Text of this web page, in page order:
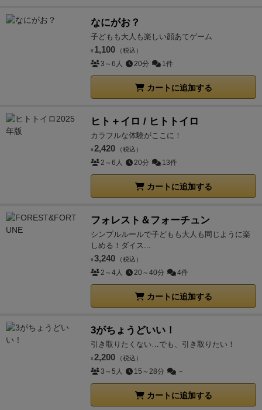
なにがお？
子どもも大人も楽しい顔あてゲーム
¥ 1,100 （税込）
3～6人 20分 1件
カートに追加する
ヒト＋イロ / ヒトトイロ
カラフルな体験がここに！
¥ 2,420 （税込）
2～6人 20分 13件
カートに追加する
フォレスト＆フォーチュン
シンプルルールで子どもも大人も同じように楽
しめる！ダイス...
¥ 3,240 （税込）
2～4人 20～40分 4件
カートに追加する
3がちょうどいい！
引き取りたくない…でも、引き取りたい！
¥ 2,200 （税込）
3～5人 15～28分 －
カートに追加する